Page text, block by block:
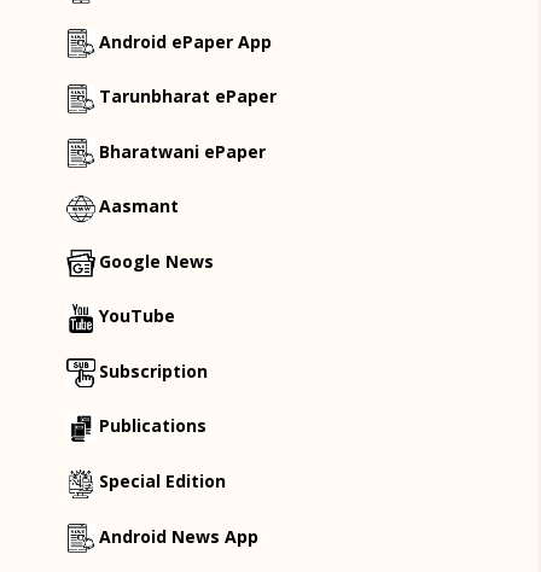
Android ePaper App
Tarunbharat ePaper
Bharatwani ePaper
Aasmant
Google News
YouTube
Subscription
Publications
Special Edition
Android News App